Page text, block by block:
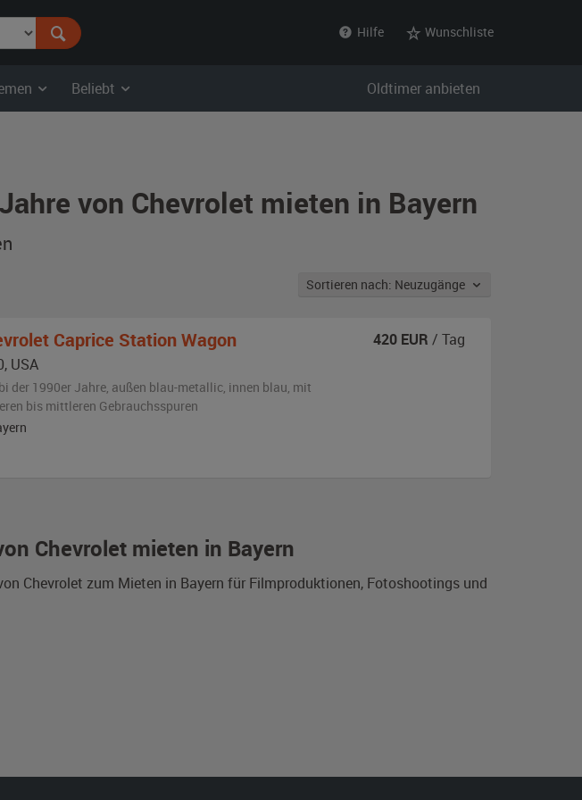
Hilfe Wunschliste
Beliebt Oldtimer anbieten
von Chevrolet mieten in Bayern
Sortieren nach: Neuzugänge
Chevrolet mieten in Bayern
Chevrolet zum Mieten in Bayern für Filmproduktionen, Fotoshootings und
Caprice Station Wagon
, USA
der 1990er Jahre, außen blau-metallic, innen blau, mit
bis mittleren Gebrauchsspuren
420 EUR / Tag